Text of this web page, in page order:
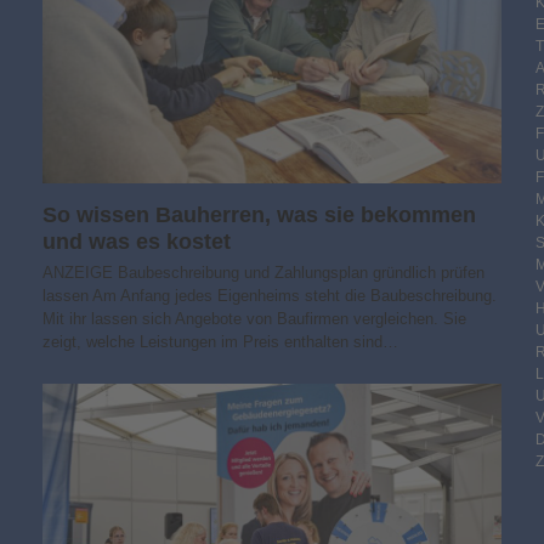
So wissen Bauherren, was sie bekommen
und was es kostet
ANZEIGE Baubeschreibung und Zahlungsplan gründlich prüfen
lassen Am Anfang jedes Eigenheims steht die Baubeschreibung.
Mit ihr lassen sich Angebote von Baufirmen vergleichen. Sie
zeigt, welche Leistungen im Preis enthalten sind…